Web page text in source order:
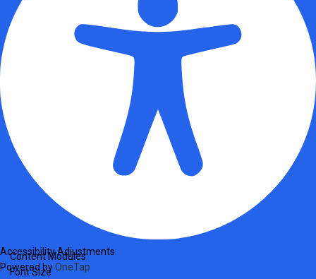
Accessibility Adjustments
Powered byOneTap
Content Modules
Font Size